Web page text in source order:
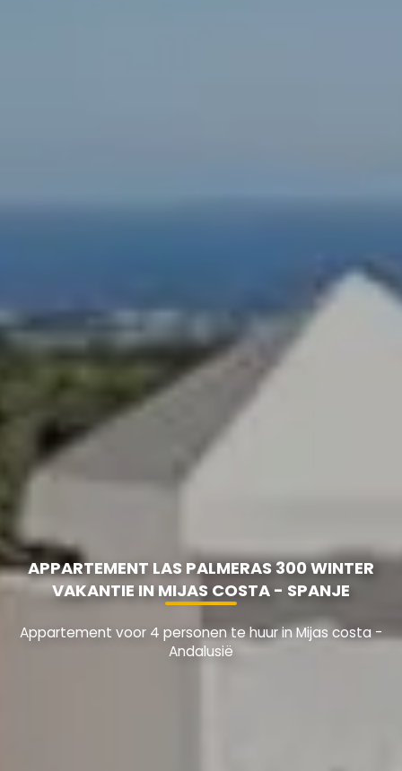
APPARTEMENT LAS PALMERAS 300 WINTER
VAKANTIE IN MIJAS COSTA - SPANJE
Appartement voor 4 personen te huur in Mijas costa -
Andalusië